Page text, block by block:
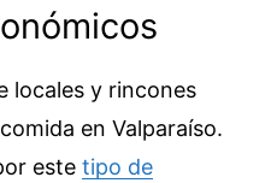
locales y rincones
en Valparaíso.
este tipo de